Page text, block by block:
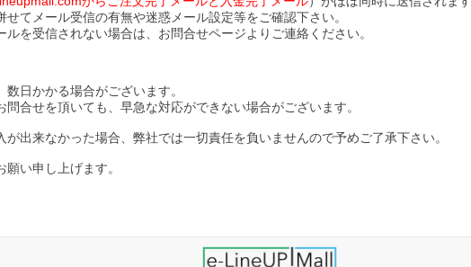
てメール受信の有無や迷惑メール設定等をご確認下さい。
を受信されない場合は、お問合せページよりご連絡ください。
日かかる場合がございます。
合せを頂いても、早急な対応ができない場合がございます。
出来なかった場合、弊社では一切責任を負いませんので予めご了承下さい。
い申し上げます。